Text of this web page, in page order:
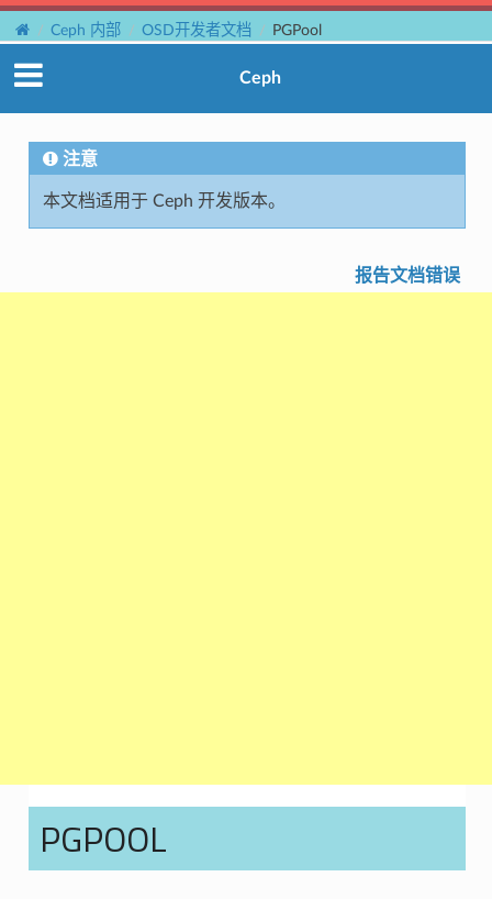
Ceph 内部 OSD开发者文档 PGPool
Ceph
注意
本文档适用于 Ceph 开发版本。
报告文档错误
PGPOOL